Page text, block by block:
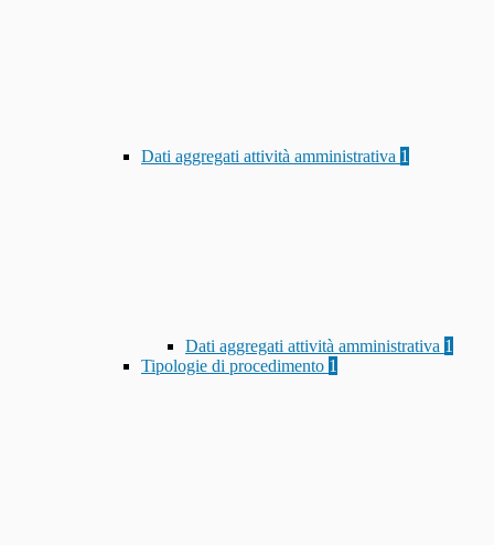
Dati aggregati attività amministrativa 1
Dati aggregati attività amministrativa 1
Tipologie di procedimento 1